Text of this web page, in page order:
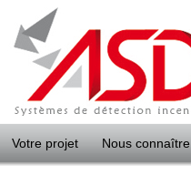
Votre projet Nous connaître
Panneau de gestion des cookies